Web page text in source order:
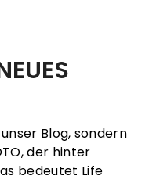
Blog, sondern
der hinter
bedeutet Life